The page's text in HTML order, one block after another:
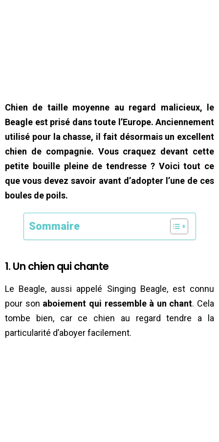
Chien de taille moyenne au regard malicieux, le
Beagle est prisé dans toute l’Europe. Anciennement
utilisé pour la chasse, il fait désormais un excellent
chien de compagnie. Vous craquez devant cette
petite bouille pleine de tendresse ? Voici tout ce
que vous devez savoir avant d’adopter l’une de ces
boules de poils.
Sommaire
1. Un chien qui chante
Le Beagle, aussi appelé Singing Beagle, est connu
pour son aboiement qui ressemble à un chant. Cela
tombe bien, car ce chien au regard tendre a la
particularité d’aboyer facilement.